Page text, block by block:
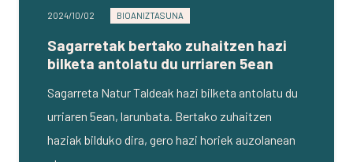
2024/10/02 BIOANIZTASUNA
Sagarretak bertako zuhaitzen hazi
bilketa antolatu du urriaren 5ean
Sagarreta Natur Taldeak hazi bilketa antolatu du
urriaren 5ean, larunbata. Bertako zuhaitzen
haziak bilduko dira, gero hazi horiek auzolanean